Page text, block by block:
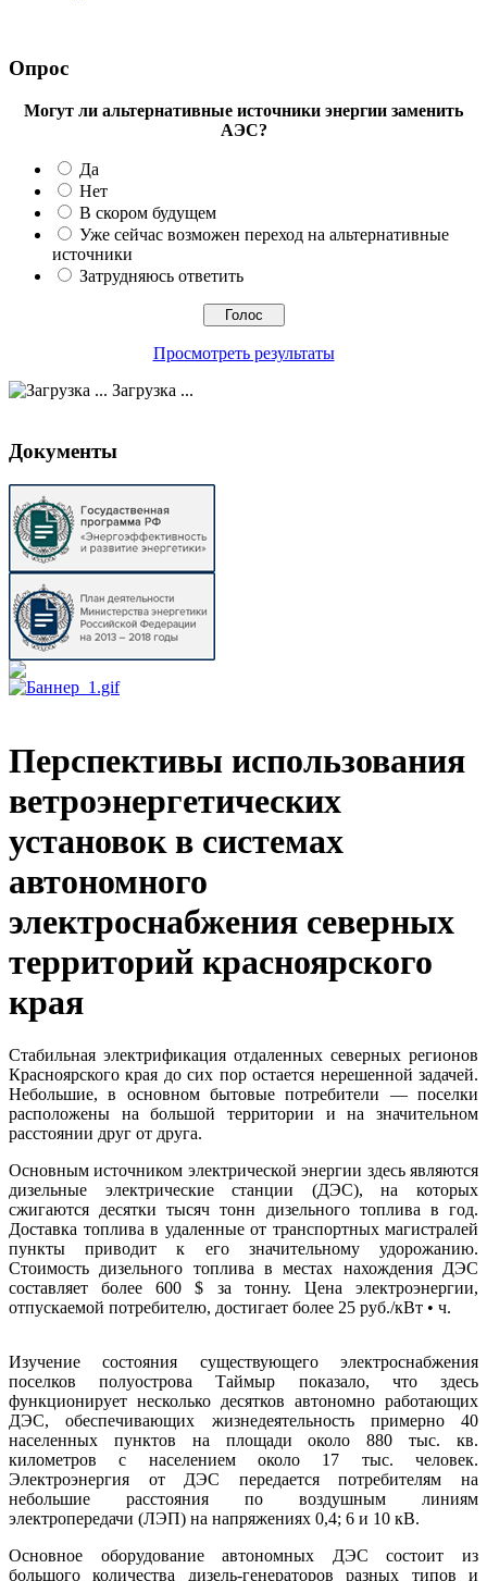
Опрос
Могут ли альтернативные источники энергии заменить
АЭС?
Да
Нет
В скором будущем
Уже сейчас возможен переход на альтернативные
источники
Затрудняюсь ответить
Просмотреть результаты
Загрузка ...
Документы
Перспективы использования
ветроэнергетических
установок в системах
автономного
электроснабжения северных
территорий красноярского
края
Стабильная электрификация отдаленных северных регионов
Красноярского края до сих пор остается нерешенной задачей.
Небольшие, в основном бытовые потребители — поселки
расположены на большой территории и на значительном
расстоянии друг от друга.
Основным источником электрической энергии здесь являются
дизельные электрические станции (ДЭС), на которых
сжигаются десятки тысяч тонн дизельного топлива в год.
Доставка топлива в удаленные от транспортных магистралей
пункты приводит к его значительному удорожанию.
Стоимость дизельного топлива в местах нахождения ДЭС
составляет более 600 $ за тонну. Цена электроэнергии,
отпускаемой потребителю, достигает более 25 руб./кВт • ч.
Изучение состояния существующего электроснабжения
поселков полуострова Таймыр показало, что здесь
функционирует несколько десятков автономно работающих
ДЭС, обеспечивающих жизнедеятельность примерно 40
населенных пунктов на площади около 880 тыс. кв.
километров с населением около 17 тыс. человек.
Электроэнергия от ДЭС передается потребителям на
небольшие расстояния по воздушным линиям
электропередачи (ЛЭП) на напряжениях 0,4; 6 и 10 кВ.
Основное оборудование автономных ДЭС состоит из
большого количества дизель-генераторов разных типов и